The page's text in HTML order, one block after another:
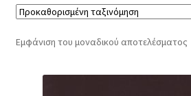
Συχνές Ερωτήσεις
Επικοινωνία
Εμφάνιση του μοναδικού αποτελέσματος